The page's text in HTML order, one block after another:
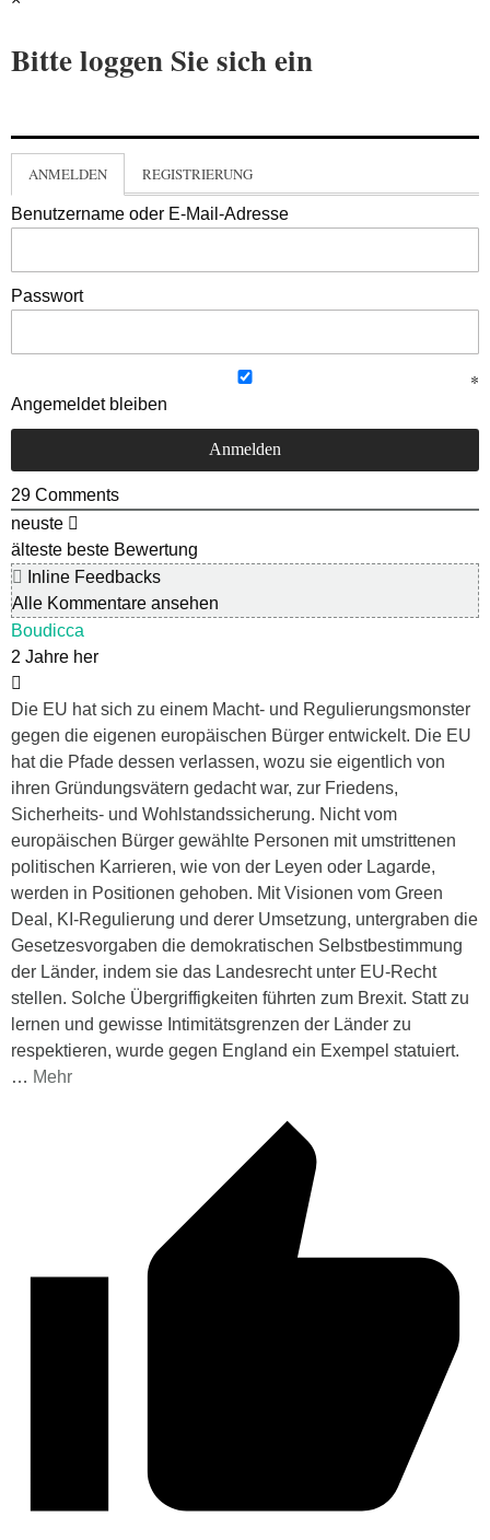
Bitte loggen Sie sich ein
ANMELDEN REGISTRIERUNG
Benutzername oder E-Mail-Adresse
Passwort
Angemeldet bleiben
29 Comments
neuste
älteste beste Bewertung
Inline Feedbacks
Alle Kommentare ansehen
Boudicca
2 Jahre her
Die EU hat sich zu einem Macht- und Regulierungsmonster
gegen die eigenen europäischen Bürger entwickelt. Die EU
hat die Pfade dessen verlassen, wozu sie eigentlich von
ihren Gründungsvätern gedacht war, zur Friedens,
Sicherheits- und Wohlstandssicherung. Nicht vom
europäischen Bürger gewählte Personen mit umstrittenen
politischen Karrieren, wie von der Leyen oder Lagarde,
werden in Positionen gehoben. Mit Visionen vom Green
Deal, KI-Regulierung und derer Umsetzung, untergraben die
Gesetzesvorgaben die demokratischen Selbstbestimmung
der Länder, indem sie das Landesrecht unter EU-Recht
stellen. Solche Übergriffigkeiten führten zum Brexit. Statt zu
lernen und gewisse Intimitätsgrenzen der Länder zu
respektieren, wurde gegen England ein Exempel statuiert.
… Mehr